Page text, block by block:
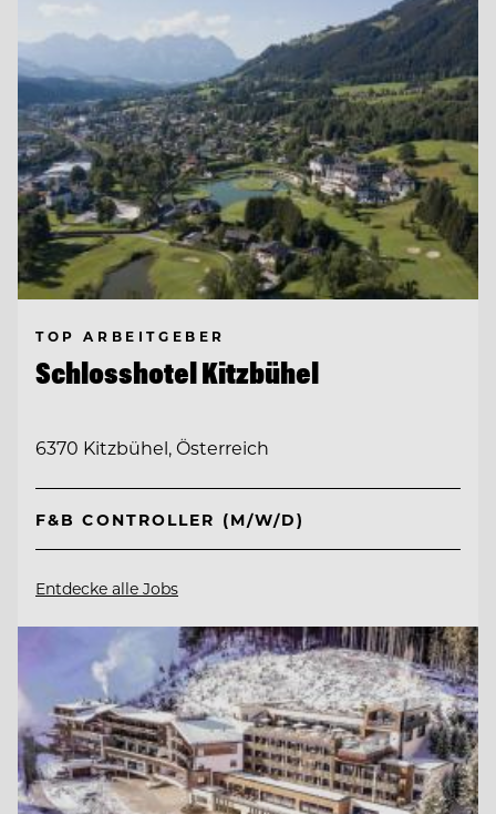
TOP ARBEITGEBER
Schlosshotel Kitzbühel
6370 Kitzbühel, Österreich
F&B CONTROLLER (M/W/D)
Entdecke alle Jobs